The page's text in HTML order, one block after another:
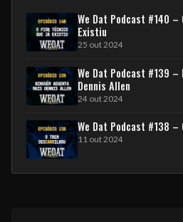
We Dat Podcast #140 –
Existiu
25 out 2024
We Dat Podcast #139 –
Dennis Allen
24 out 2024
We Dat Podcast #138 –
11 out 2024